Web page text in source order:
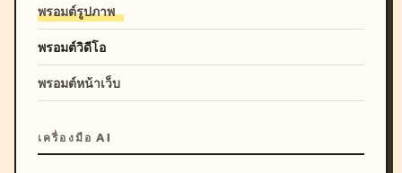
พรอมต์รูปภาพ
พรอมต์วิดีโอ
พรอมต์หน้าเว็บ
เครื่องมือ AI